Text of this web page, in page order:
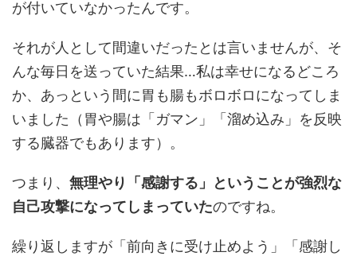
が付いていなかったんです。
それが人として間違いだったとは言いませんが、そ
んな毎日を送っていた結果…私は幸せになるどころ
か、あっという間に胃も腸もボロボロになってしま
いました（胃や腸は「ガマン」「溜め込み」を反映
する臓器でもあります）。
つまり、 無理やり「感謝する」ということが強烈な
自己攻撃になってしまっていたのですね。
繰り返しますが「前向きに受け止めよう」「感謝し